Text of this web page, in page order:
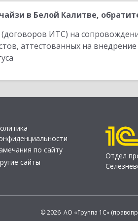
в Белой Калитве,
(договоров ИТС) на
аттестованных на
по сайту
сайты
Отдел
© 2026 АО «Группа 1С»